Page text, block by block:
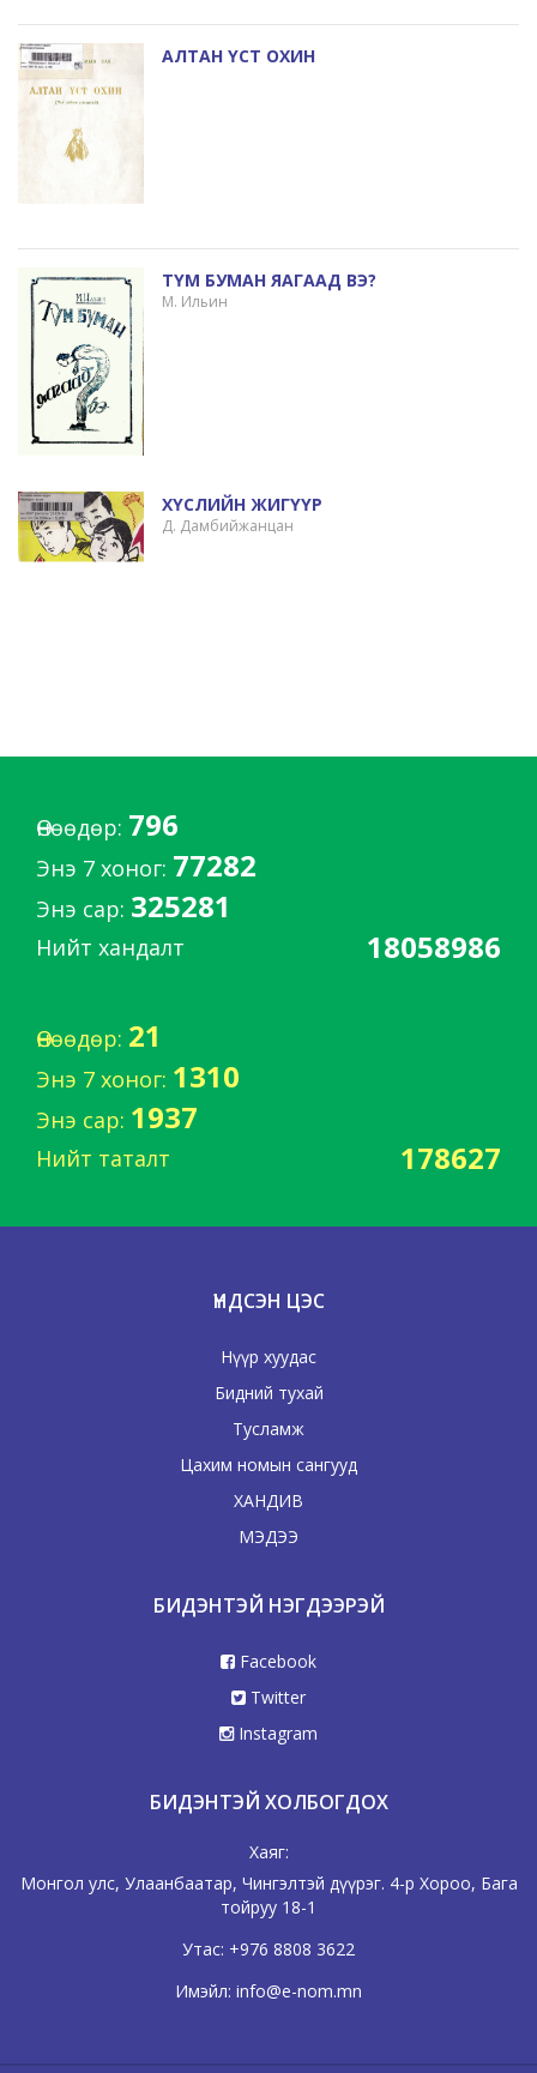
АЛТАН ҮСТ ОХИН
ТҮМ БУМАН ЯАГААД ВЭ?
М. Ильин
ХҮСЛИЙН ЖИГҮҮР
Д. Дамбийжанцан
Өнөөдөр: 796
Энэ 7 хоног: 77282
Энэ сар: 325281
Нийт хандалт 18058986
Өнөөдөр: 21
Энэ 7 хоног: 1310
Энэ сар: 1937
Нийт таталт 178627
ҮНДСЭН ЦЭС
Нүүр хуудас
Бидний тухай
Тусламж
Цахим номын сангууд
ХАНДИВ
МЭДЭЭ
БИДЭНТЭЙ НЭГДЭЭРЭЙ
Facebook
Twitter
Instagram
БИДЭНТЭЙ ХОЛБОГДОХ
Хаяг:
Монгол улс, Улаанбаатар, Чингэлтэй дүүрэг. 4-р Хороо, Бага
тойруу 18-1
Утас: +976 8808 3622
Имэйл: info@e-nom.mn